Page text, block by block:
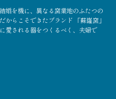
婚を機に、異なる窯業地のふたつの
らこそできたブランド 「蘇嶐窯」
愛される器をつくるべく、夫婦で